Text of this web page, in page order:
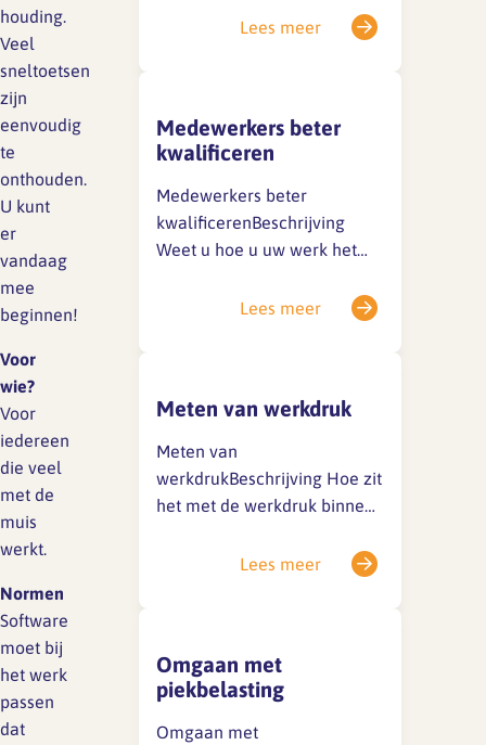
houding.
Veel
sneltoetsen
zijn
eenvoudig
te
onthouden.
U kunt
er
vandaag
mee
beginnen!
Voor
wie?
Voor
iedereen
die veel
met de
muis
werkt.
Normen
Software
moet bij
het werk
passen
dat
trapt? Wilt u leren hoe u
stellen? Er zijn veel
trainingen mogelijk om
anders met werkdruk te
leren omgaan. Denk
bijvoorbeeld aan…
Lees meer
Medewerkers beter
kwalificeren
Medewerkers beter
kwalificerenBeschrijving
Weet u hoe u uw werk het
mogelijk tijd? Hoe meer
coaching kan ook goed
Lees meer
Meten van werkdruk
Meten van
werkdrukBeschrijving Hoe zit
het met de werkdruk binnen
gezond, of leidt hij tot
binnen het bureau is? En wilt
u weten wat de oorzaken
zijn? Meet dan voor uzelf of…
Lees meer
Omgaan met
piekbelasting
Omgaan met